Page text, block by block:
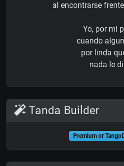
al encontrarse
Yo, por mi
cuando
por linda
nada le
Tanda Builder
Premium or